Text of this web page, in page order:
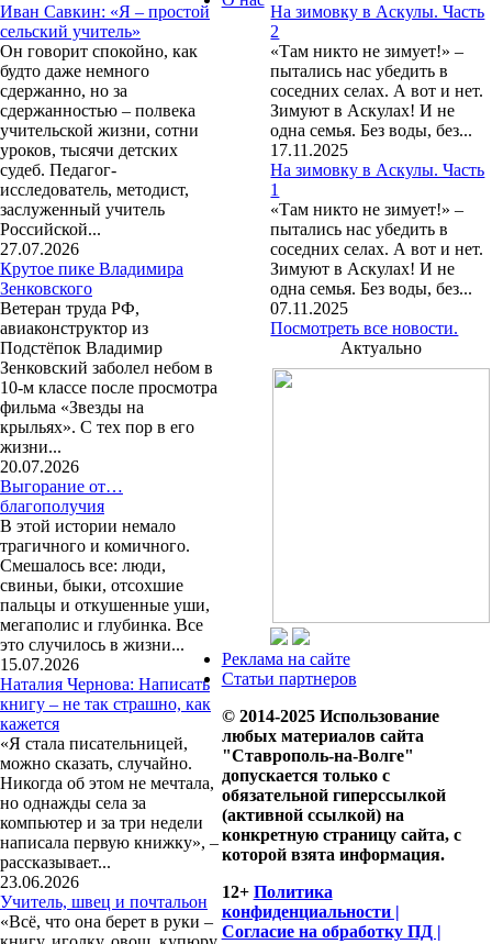
Иван Савкин: «Я – простой
сельский учитель»
Он говорит спокойно, как
будто даже немного
сдержанно, но за
сдержанностью – полвека
учительской жизни, сотни
уроков, тысячи детских
судеб. Педагог-
исследователь, методист,
заслуженный учитель
Российской...
27.07.2026
Крутое пике Владимира
Зенковского
Ветеран труда РФ,
авиаконструктор из
Подстёпок Владимир
Зенковский заболел небом в
10-м классе после просмотра
фильма «Звезды на
крыльях». С тех пор в его
жизни...
20.07.2026
Выгорание от…
благополучия
В этой истории немало
трагичного и комичного.
Смешалось все: люди,
свиньи, быки, отсохшие
пальцы и откушенные уши,
мегаполис и глубинка. Все
это случилось в жизни...
15.07.2026
Наталия Чернова: Написать
книгу – не так страшно, как
кажется
«Я стала писательницей,
можно сказать, случайно.
Никогда об этом не мечтала,
но однажды села за
компьютер и за три недели
написала первую книжку», –
рассказывает...
23.06.2026
Учитель, швец и почтальон
«Всё, что она берет в руки –
На зимовку в Аскулы. Часть
2
«Там никто не зимует!» –
пытались нас убедить в
соседних селах. А вот и нет.
Зимуют в Аскулах! И не
одна семья. Без воды, без...
17.11.2025
На зимовку в Аскулы. Часть
1
«Там никто не зимует!» –
пытались нас убедить в
соседних селах. А вот и нет.
Зимуют в Аскулах! И не
одна семья. Без воды, без...
07.11.2025
Посмотреть все новости.
Актуально
Реклама на сайте
Статьи партнеров
© 2014-2025 Использование
любых материалов сайта
"Ставрополь-на-Волге"
допускается только с
обязательной гиперссылкой
(активной ссылкой) на
конкретную страницу сайта, с
которой взята информация.
12+ Политика
конфиденциальности |
Согласие на обработку ПД |